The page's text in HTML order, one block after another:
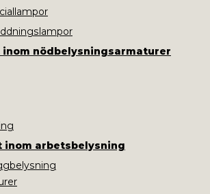
nödbelysningsarmaturer
inom arbetsbelysning